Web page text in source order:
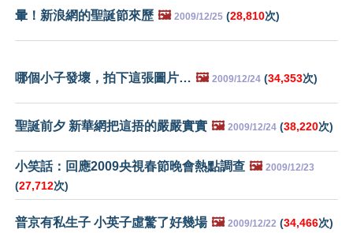
暈！新浪網的聖誕節來歷 🖼️ 2009/12/25 (28,810次)
哪個小子發壞，拍下這張圖片… 🖼️ 2009/12/24 (34,353次)
聖誕前夕 新華網把這捂的嚴嚴實實 🖼️ 2009/12/24 (38,220次)
小笑話：回應2009央視春節晚會熱點調查 🖼️ 2009/12/23
(27,712次)
普京有私生子 小英子虛驚了好幾場 🖼️ 2009/12/22 (34,466次)